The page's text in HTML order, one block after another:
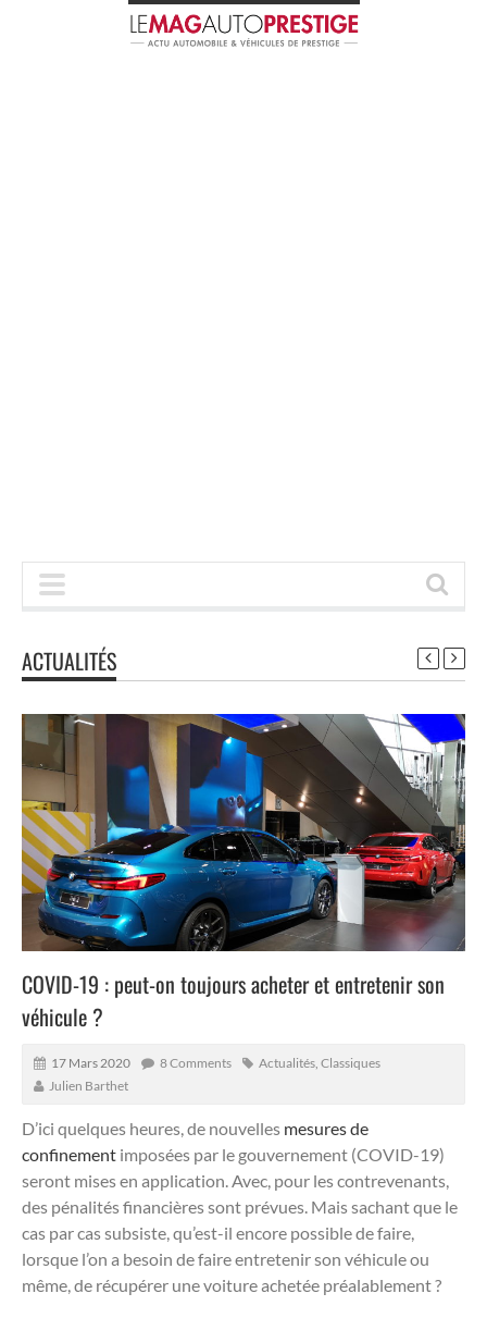
ACTUALITÉS
COVID-19 : peut-on toujours acheter et entretenir son
véhicule ?
17 Mars 2020 8 Comments Actualités Classiques
Julien Barthet
D’ici quelques heures, de nouvelles mesures de
confinement imposées par le gouvernement (COVID-19)
seront mises en application. Avec, pour les contrevenants,
des pénalités financières sont prévues. Mais sachant que le
cas par cas subsiste, qu’est-il encore possible de faire,
lorsque l’on a besoin de faire entretenir son véhicule ou
même, de récupérer une voiture achetée préalablement ?